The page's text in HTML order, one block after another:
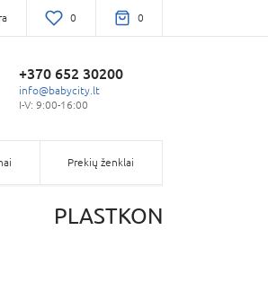
0 0
+370 652 30200
info@babycity.lt
I-V: 9:00-16:00
Prekių ženklai
PLASTKON